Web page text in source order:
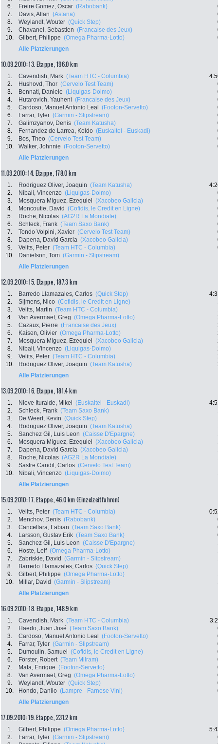
6.
Freire Gomez, Oscar (Rabobank)
7.
Davis, Allan (Astana)
8.
Weylandt, Wouter (Quick Step)
9.
Chavanel, Sebastien (Francaise des Jeux)
10.
Gilbert, Philippe (Omega Pharma-Lotto)
Alle Platzierungen
10.09.2010: 13. Etappe , 196.0 km
1. Cavendish, Mark (Team HTC - Columbia)
2.
Hushovd, Thor (Cervelo Test Team)
3.
Bennati, Daniele (Liquigas-Doimo)
4.
Hutarovich, Yauheni (Francaise des Jeux)
5.
Cardoso, Manuel Antonio Leal (Footon-Servetto)
6.
Farrar, Tyler (Garmin - Slipstream)
7.
Galimzyanov, Denis (Team Katusha)
8.
Fernandez de Larrea, Koldo (Euskaltel - Euskadi)
9.
Bos, Theo (Cervelo Test Team)
10.
Walker, Johnnie (Footon-Servetto)
Alle Platzierungen
11.09.2010: 14. Etappe , 178.0 km
1. Rodriguez Oliver, Joaquin (Team Katusha)
2.
Nibali, Vincenzo (Liquigas-Doimo)
3.
Mosquera Miguez, Ezequiel (Xacobeo Galicia)
4.
Moncoutie, David (Cofidis, le Credit en Ligne)
5.
Roche, Nicolas (AG2R La Mondiale)
6.
Schleck, Frank (Team Saxo Bank)
7.
Tondo Volpini, Xavier (Cervelo Test Team)
8.
Dapena, David Garcia (Xacobeo Galicia)
9.
Velits, Peter (Team HTC - Columbia)
10.
Danielson, Tom (Garmin - Slipstream)
Alle Platzierungen
12.09.2010: 15. Etappe , 187.3 km
1. Barredo Llamazales, Carlos (Quick Step)
2.
Sijmens, Nico (Cofidis, le Credit en Ligne)
3.
Velits, Martin (Team HTC - Columbia)
4.
Van Avermaet, Greg (Omega Pharma-Lotto)
5.
Cazaux, Pierre (Francaise des Jeux)
6.
Kaisen, Olivier (Omega Pharma-Lotto)
7.
Mosquera Miguez, Ezequiel (Xacobeo Galicia)
8.
Nibali, Vincenzo (Liquigas-Doimo)
9.
Velits, Peter (Team HTC - Columbia)
10.
Rodriguez Oliver, Joaquin (Team Katusha)
Alle Platzierungen
13.09.2010: 16. Etappe , 181.4 km
1. Nieve Ituralde, Mikel (Euskaltel - Euskadi)
2.
Schleck, Frank (Team Saxo Bank)
3.
De Weert, Kevin (Quick Step)
4.
Rodriguez Oliver, Joaquin (Team Katusha)
5.
Sanchez Gil, Luis Leon (Caisse D'Epargne)
6.
Mosquera Miguez, Ezequiel (Xacobeo Galicia)
7.
Dapena, David Garcia (Xacobeo Galicia)
8.
Roche, Nicolas (AG2R La Mondiale)
9.
Sastre Candil, Carlos (Cervelo Test Team)
10.
Nibali, Vincenzo (Liquigas-Doimo)
Alle Platzierungen
15.09.2010: 17. Etappe , 46.0 km (Einzelzeitfahren)
1. Velits, Peter (Team HTC - Columbia)
2.
Menchov, Denis (Rabobank)
3.
Cancellara, Fabian (Team Saxo Bank)
4.
Larsson, Gustav Erik (Team Saxo Bank)
5.
Sanchez Gil, Luis Leon (Caisse D'Epargne)
6.
Hoste, Leif (Omega Pharma-Lotto)
7.
Zabriskie, David (Garmin - Slipstream)
8.
Barredo Llamazales, Carlos (Quick Step)
9.
Gilbert, Philippe (Omega Pharma-Lotto)
10.
Millar, David (Garmin - Slipstream)
Alle Platzierungen
16.09.2010: 18. Etappe , 148.9 km
1. Cavendish, Mark (Team HTC - Columbia)
2.
Haedo, Juan José (Team Saxo Bank)
3.
Cardoso, Manuel Antonio Leal (Footon-Servetto)
4.
Farrar, Tyler (Garmin - Slipstream)
5.
Dumoulin, Samuel (Cofidis, le Credit en Ligne)
6.
Förster, Robert (Team Milram)
7.
Mata, Enrique (Footon-Servetto)
8.
Van Avermaet, Greg (Omega Pharma-Lotto)
9.
Weylandt, Wouter (Quick Step)
10.
Hondo, Danilo (Lampre - Farnese Vini)
Alle Platzierungen
17.09.2010: 19. Etappe , 231.2 km
1. Gilbert, Philippe (Omega Pharma-Lotto)
2.
Farrar, Tyler (Garmin - Slipstream)